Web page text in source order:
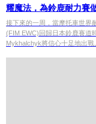
耀魔法，為鈴鹿耐力賽
接下來的一周，當摩托車世界
(FIM EWC)回歸日本鈴鹿賽道
Mykhalchyk將信心十足地出戰